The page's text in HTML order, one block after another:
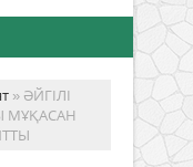
» ӘЙГІЛІ
МҰҚАСАН